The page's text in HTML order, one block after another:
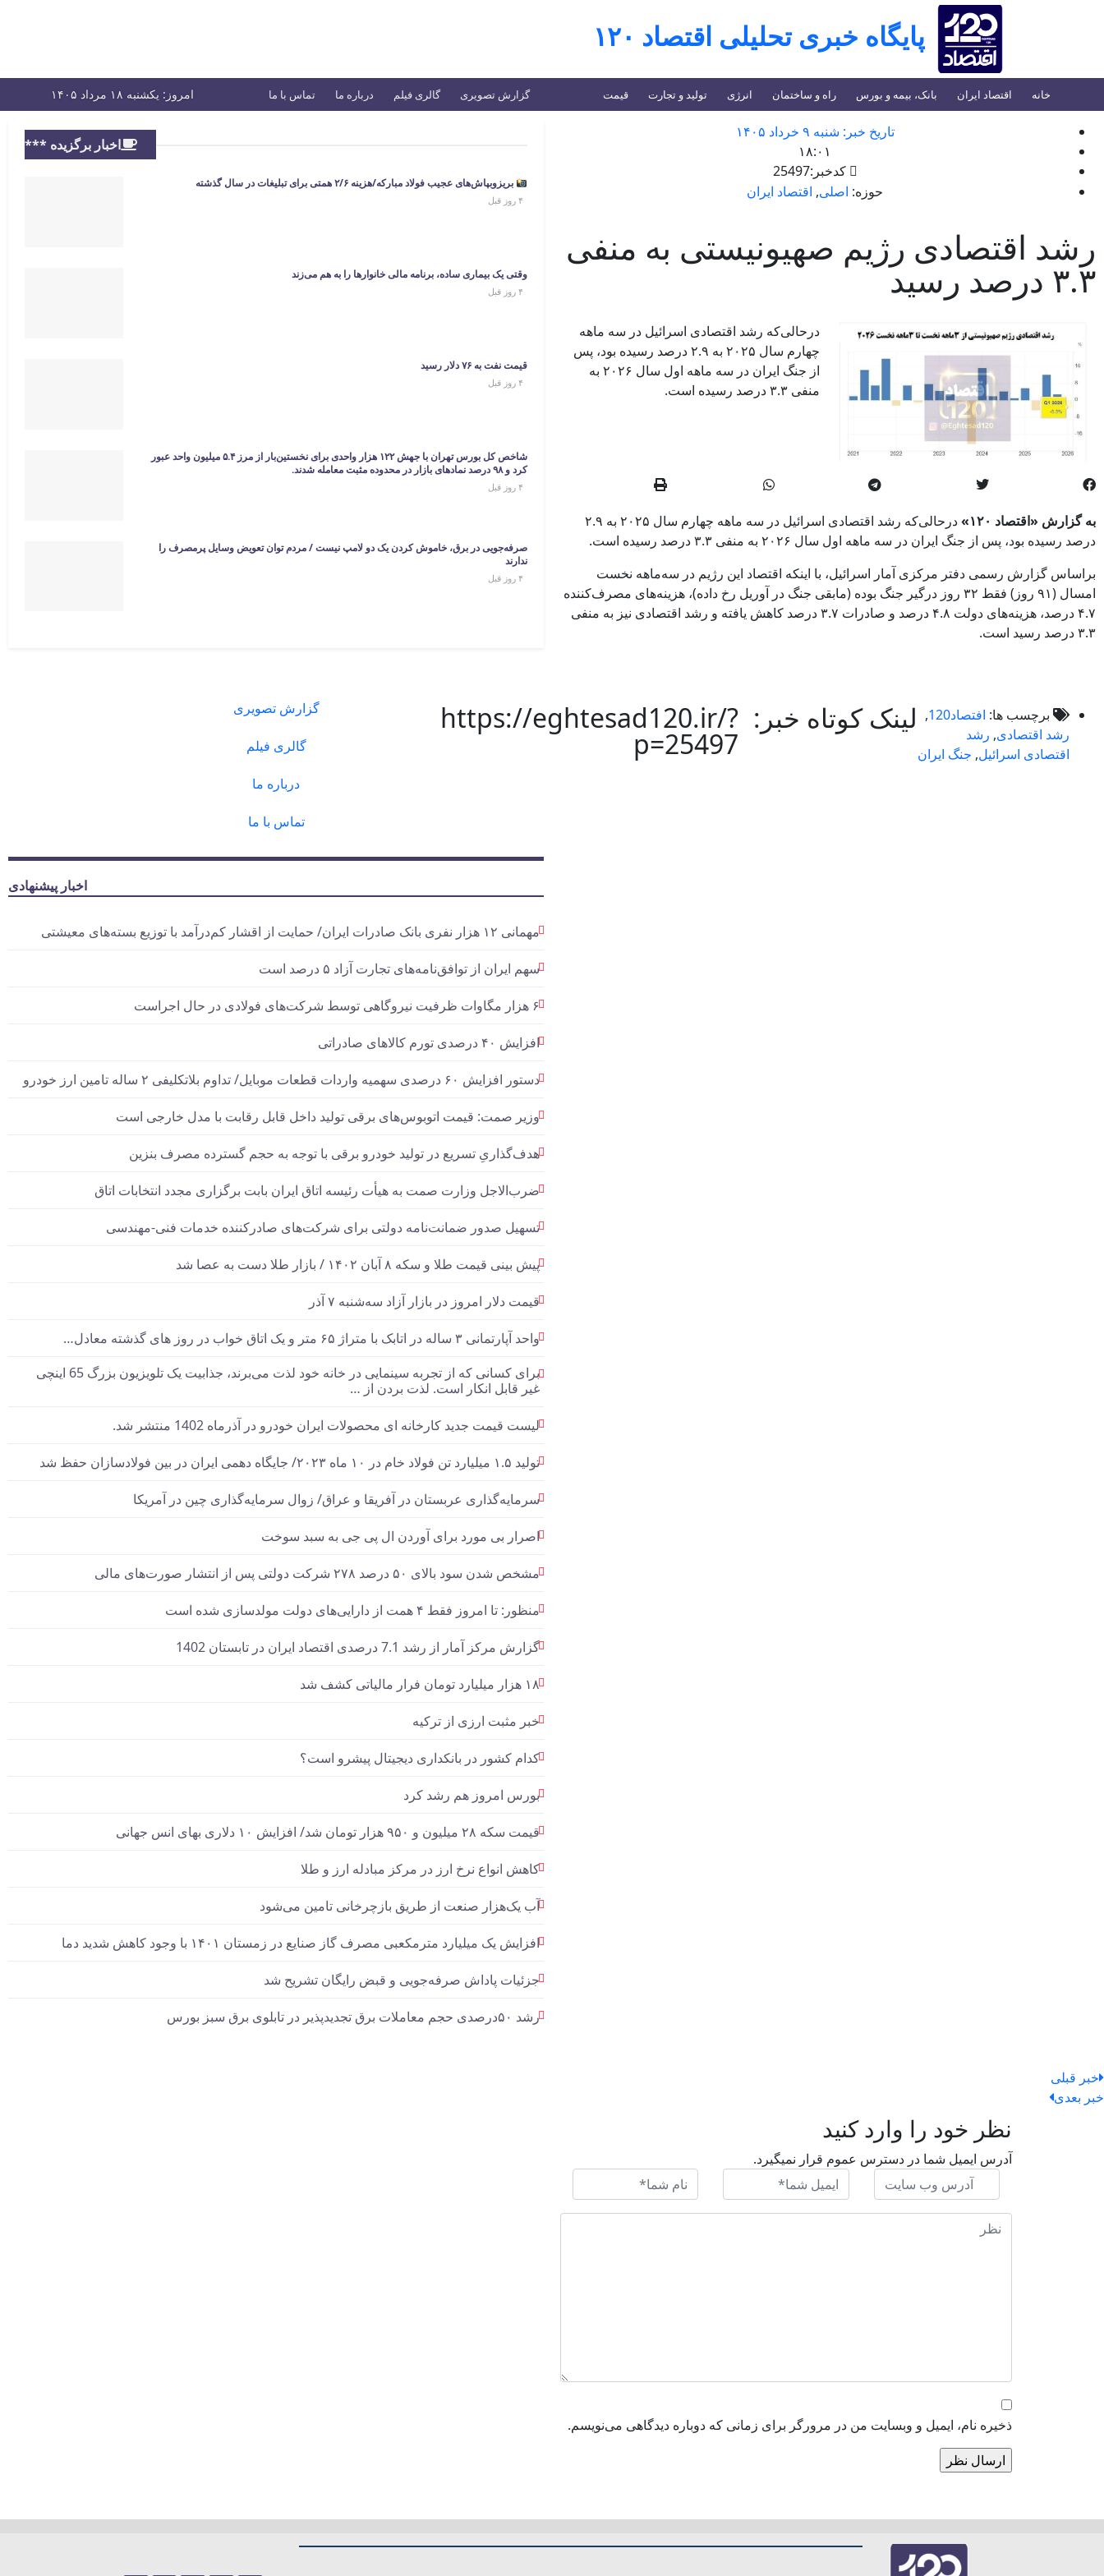
پایگاه خبری تحلیلی اقتصاد ۱۲۰
خانه اقتصاد ایران بانک، بیمه و بورس راه و ساختمان انرژی تولید و تجارت قیمت گزارش تصویری گالری فیلم درباره ما تماس با ما امروز: یکشنبه ۱۸ مرداد ۱۴۰۵
تاریخ خبر: شنبه ۹ خرداد ۱۴۰۵
۱۸:۰۱
کدخبر:25497
حوزه: اصلی, اقتصاد ایران
رشد اقتصادی رژیم صهیونیستی به منفی
۳.۳ درصد رسید
درحالی‌که رشد اقتصادی اسرائیل در سه ماهه
چهارم سال ۲۰۲۵ به ۲.۹ درصد رسیده بود، پس
از جنگ ایران در سه ماهه اول سال ۲۰۲۶ به
منفی ۳.۳ درصد رسیده است.
به گزارش «اقتصاد ۱۲۰»
درحالی‌که رشد اقتصادی اسرائیل در سه ماهه چهارم سال ۲۰۲۵ به ۲.۹
درصد رسیده بود، پس از جنگ ایران در سه ماهه اول سال ۲۰۲۶ به منفی ۳.۳ درصد رسیده است.
براساس گزارش رسمی دفتر مرکزی آمار اسرائیل، با اینکه اقتصاد این رژیم در سه‌ماهه نخست
امسال (۹۱ روز) فقط ۳۲ روز درگیر جنگ بوده (مابقی جنگ در آوریل رخ داده)، هزینه‌های مصرف‌کننده
۴.۷ درصد، هزینه‌های دولت ۴.۸ درصد و صادرات ۳.۷ درصد کاهش یافته و رشد اقتصادی نیز به منفی
۳.۳ درصد رسید است.
برچسب ها: افتصاد120
,
رشد اقتصادی, رشد
اقتصادی اسرائیل, جنگ ایران
لینک کوتاه خبر: https://eghtesad120.ir/?
p=25497
اخبار برگزیده ***
بریزوبپاش‌های عجیب فولاد مبارکه/هزینه ۲/۶ همتی برای تبلیغات در سال گذشته
وقتی یک بیماری ساده، برنامه مالی خانوارها را به هم می‌زند
قیمت نفت به ۷۶ دلار رسید
شاخص کل بورس تهران با جهش ۱۲۲ هزار واحدی برای نخستین‌بار از مرز ۵.۴ میلیون واحد عبور
کرد و ۹۸ درصد نمادهای بازار در محدوده مثبت معامله شدند.
صرفه‌جویی در برق، خاموش کردن یک دو لامپ نیست / مردم توان تعویض وسایل پرمصرف را
ندارند
گزارش تصویری
گالری فیلم
درباره ما
تماس با ما
اخبار پیشنهادی
مهمانی ۱۲ هزار نفری بانک صادرات ایران/ حمایت از اقشار کم‌درآمد با توزیع بسته‌های معیشتی
سهم ایران از توافق‌نامه‌های تجارت آزاد ۵ درصد است
۶ هزار مگاوات ظرفیت نیروگاهی توسط شرکت‌های فولادی در حال اجراست
افزایش ۴۰ درصدی تورم کالاهای صادراتی
دستور افزایش ۶۰ درصدی سهمیه واردات قطعات موبایل/ تداوم بلاتکلیفی ۲ ساله تامین ارز خودرو
وزیر صمت: قیمت اتوبوس‌های برقی تولید داخل قابل رقابت با مدل خارجی است
هدف‌گذاریِ تسریع در تولید خودرو‌ برقی با توجه به حجم گسترده مصرف‌ بنزین‌
ضرب‌الاجل وزارت صمت به هیأت رئیسه اتاق‌ ایران بابت برگزاری مجدد انتخابات اتاق
تسهیل صدور ضمانت‌نامه دولتی برای شرکت‌های صادرکننده خدمات فنی-مهندسی
پیش بینی قیمت طلا و سکه ۸ آبان ۱۴۰۲ / بازار طلا دست‌ به عصا شد
قیمت دلار امروز در بازار آزاد سه‌شنبه ۷ آذر
واحد آپارتمانی ۳ ساله در اتابک با متراژ ۶۵ متر و یک اتاق خواب در روز های گذشته معادل…
برای کسانی که از تجربه سینمایی در خانه خود لذت می‌برند، جذابیت یک تلویزیون بزرگ 65 اینچی
غیر قابل انکار است. لذت بردن از …
لیست قیمت جدید کارخانه ای محصولات ایران خودرو در آذرماه 1402 منتشر شد.
تولید ۱.۵ میلیارد تن فولاد خام در ۱۰ ماه ۲۰۲۳/ جایگاه دهمی ایران در بین فولادسازان حفظ شد
سرمایه‌گذاری عربستان در آفریقا و عراق/ زوال سرمایه‌گذاری چین در آمریکا
اصرار بی مورد برای آوردن ال پی جی به سبد سوخت
مشخص شدن سود بالای ۵۰ درصد ۲۷۸ شرکت دولتی پس از انتشار صورت‌های مالی
منظور: تا امروز فقط ۴ همت از دارایی‌های دولت مولدسازی شده است
گزارش مرکز آمار از رشد 7.1 درصدی اقتصاد ایران در تابستان 1402
۱۸ هزار میلیارد تومان فرار مالیاتی کشف شد
خبر مثبت ارزی از ترکیه
کدام کشور در بانکداری دیجیتال پیشرو است؟
بورس امروز هم رشد کرد
قیمت سکه ۲۸ میلیون و ۹۵۰ هزار تومان شد/ افزایش ۱۰ دلاری بهای انس جهانی
کاهش انواع نرخ ارز در مرکز مبادله ارز و طلا
آب یک‌هزار صنعت از طریق بازچرخانی تامین می‌شود
افزایش یک میلیارد مترمکعبی مصرف گاز صنایع در زمستان ۱۴۰۱ با وجود کاهش شدید دما
جزئیات پاداش صرفه‌جویی و قبض رایگان تشریح شد
رشد ۵۰درصدی حجم معاملات برق تجدیدپذیر در تابلوی برق سبز بورس
خبر قبلی
خبر بعدی
نظر خود را وارد کنید
آدرس ایمیل شما در دسترس عموم قرار نمیگیرد.
ذخیره نام، ایمیل و وبسایت من در مرورگر برای زمانی که دوباره دیدگاهی می‌نویسم.